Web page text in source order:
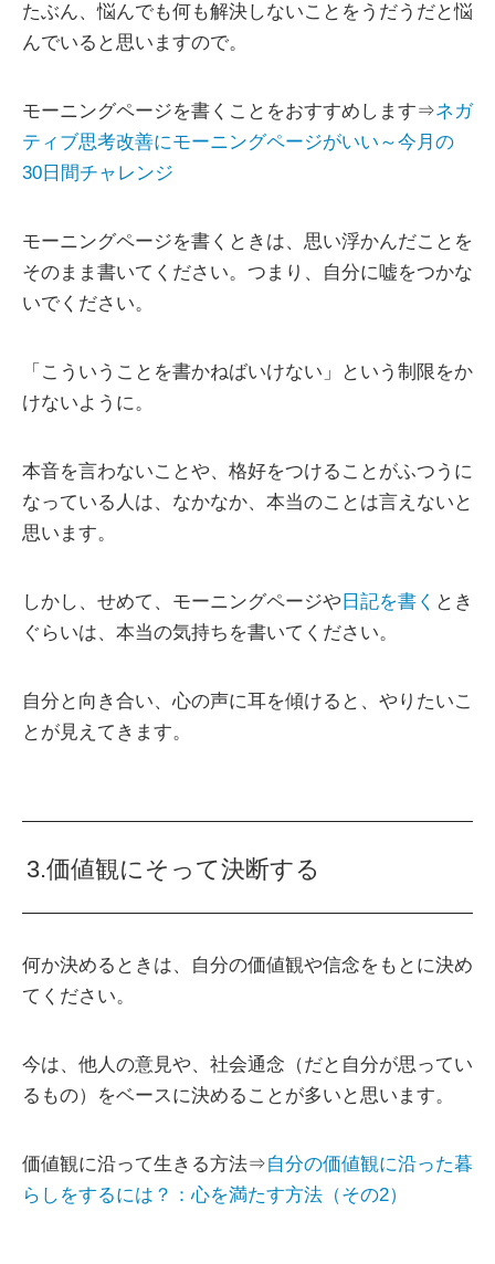
たぶん、悩んでも何も解決しないことをうだうだと悩
んでいると思いますので。
モーニングページを書くことをおすすめします⇒ネガ
ティブ思考改善にモーニングページがいい～今月の
30日間チャレンジ
モーニングページを書くときは、思い浮かんだことを
そのまま書いてください。つまり、自分に嘘をつかな
いでください。
「こういうことを書かねばいけない」という制限をか
けないように。
本音を言わないことや、格好をつけることがふつうに
なっている人は、なかなか、本当のことは言えないと
思います。
しかし、せめて、モーニングページや 日記を書く とき
ぐらいは、本当の気持ちを書いてください。
自分と向き合い、心の声に耳を傾けると、やりたいこ
とが見えてきます。
3.価値観にそって決断する
何か決めるときは、自分の価値観や信念をもとに決め
てください。
今は、他人の意見や、社会通念（だと自分が思ってい
るもの）をベースに決めることが多いと思います。
価値観に沿って生きる方法⇒自分の価値観に沿った暮
らしをするには？：心を満たす方法（その2）